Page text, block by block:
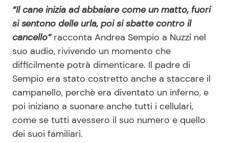
“Il cane inizia ad abbaiare come un matto, fuori
si sentono delle urla, poi si sbatte contro il
cancello”racconta Andrea Sempio a Nuzzi nel
suo audio, rivivendo un momento che
difficilmente potrà dimenticare. Il padre di
Sempio era stato costretto anche a staccare il
campanello, perchè era diventato un inferno, e
poi iniziano a suonare anche tutti i cellulari,
come se tutti avessero il suo numero e quello
dei suoi familiari.